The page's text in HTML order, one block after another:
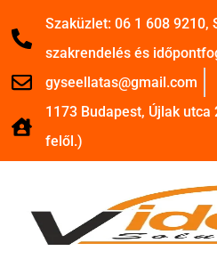
Szaküzlet: 06 1 608 9210,
szakrendelés és
gyseellatas@gmail.com
1173 Budapest, Újlak
felől.)